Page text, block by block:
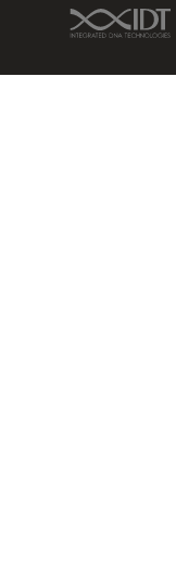
IDT Link